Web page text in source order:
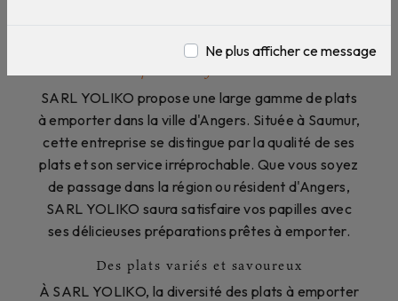
Ne plus afficher ce message
SARL YOLIKO propose une large gamme de plats
à emporter dans la ville d'Angers. Située à Saumur,
cette entreprise se distingue par la qualité de ses
plats et son service irréprochable. Que vous soyez
de passage dans la région ou résident d'Angers,
SARL YOLIKO saura satisfaire vos papilles avec
ses délicieuses préparations prêtes à emporter.
Des plats variés et savoureux
À SARL YOLIKO, la diversité des plats à emporter